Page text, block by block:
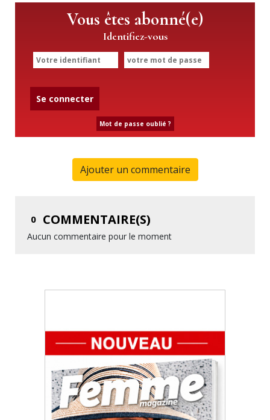
Vous êtes abonné(e)
Identifiez-vous
Se connecter
Mot de passe oublié ?
Ajouter un commentaire
0 COMMENTAIRE(S)
Aucun commentaire pour le moment